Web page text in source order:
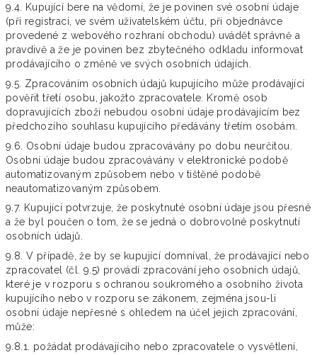
9.4. Kupující bere na vědomí, že je povinen své osobní údaje
(při registraci, ve svém uživatelském účtu, při objednávce
provedené z webového rozhraní obchodu) uvádět správně a
pravdivě a že je povinen bez zbytečného odkladu informovat
prodávajícího o změně ve svých osobních údajích.
9.5. Zpracováním osobních údajů kupujícího může prodávající
pověřit třetí osobu, jakožto zpracovatele. Kromě osob
dopravujících zboží nebudou osobní údaje prodávajícím bez
předchozího souhlasu kupujícího předávány třetím osobám.
9.6. Osobní údaje budou zpracovávány po dobu neurčitou.
Osobní údaje budou zpracovávány v elektronické podobě
automatizovaným způsobem nebo v tištěné podobě
neautomatizovaným způsobem.
9.7. Kupující potvrzuje, že poskytnuté osobní údaje jsou přesné
a že byl poučen o tom, že se jedná o dobrovolné poskytnutí
osobních údajů.
9.8. V případě, že by se kupující domníval, že prodávající nebo
zpracovatel (čl. 9.5) provádí zpracování jeho osobních údajů,
které je v rozporu s ochranou soukromého a osobního života
kupujícího nebo v rozporu se zákonem, zejména jsou-li
osobní údaje nepřesné s ohledem na účel jejich zpracování,
může:
9.8.1. požádat prodávajícího nebo zpracovatele o vysvětlení,